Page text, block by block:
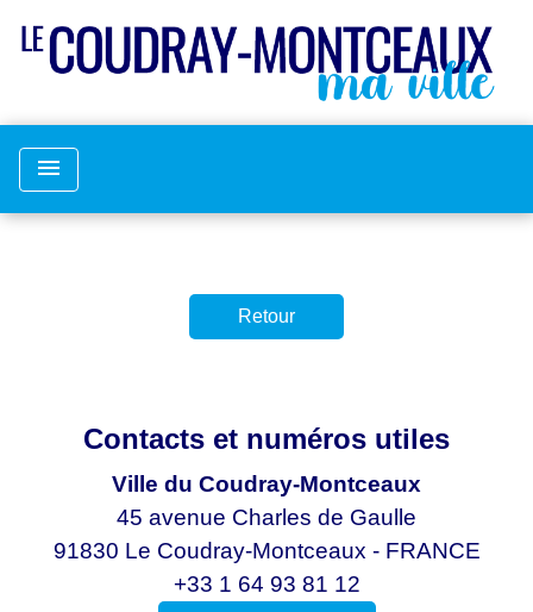
menu
Retour
Contacts et numéros utiles
Ville du Coudray-Montceaux
45 avenue Charles de Gaulle
91830 Le Coudray-Montceaux - FRANCE
+33 1 64 93 81 12